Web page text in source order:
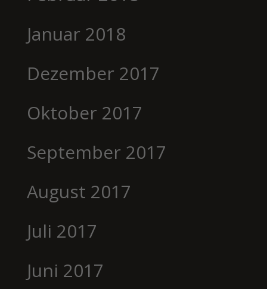
Januar 2018
Dezember 2017
Oktober 2017
September 2017
August 2017
Juli 2017
Juni 2017